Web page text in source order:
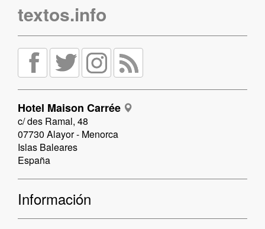
textos.info
Hotel Maison Carrée
c/ des Ramal, 48
07730 Alayor - Menorca
Islas Baleares
España
Información